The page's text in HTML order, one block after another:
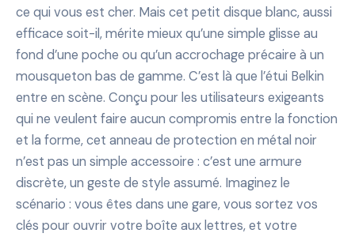
ce qui vous est cher. Mais cet petit disque blanc, aussi
efficace soit-il, mérite mieux qu’une simple glisse au
fond d’une poche ou qu’un accrochage précaire à un
mousqueton bas de gamme. C’est là que l’étui Belkin
entre en scène. Conçu pour les utilisateurs exigeants
qui ne veulent faire aucun compromis entre la fonction
et la forme, cet anneau de protection en métal noir
n’est pas un simple accessoire : c’est une armure
discrète, un geste de style assumé. Imaginez le
scénario : vous êtes dans une gare, vous sortez vos
clés pour ouvrir votre boîte aux lettres, et votre